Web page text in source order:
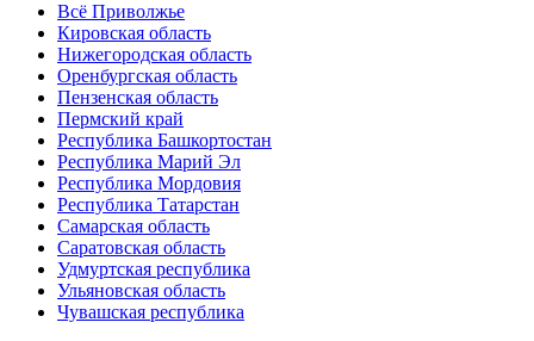
Всё Приволжье
Кировская область
Нижегородская область
Оренбургская область
Пензенская область
Пермский край
Республика Башкортостан
Республика Марий Эл
Республика Мордовия
Республика Татарстан
Самарская область
Саратовская область
Удмуртская республика
Ульяновская область
Чувашская республика